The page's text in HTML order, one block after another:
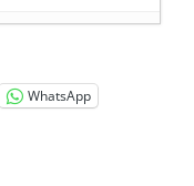
WhatsApp